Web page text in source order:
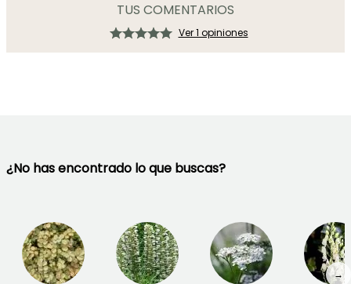
TUS COMENTARIOS
Ver 1 opiniones
¿No has encontrado lo que buscas?
→